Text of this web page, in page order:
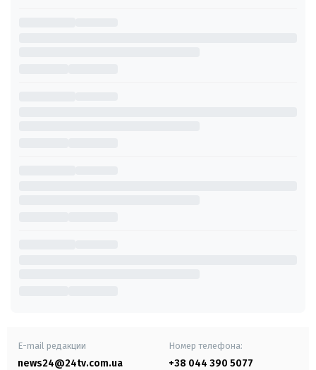
E-mail редакции
news24@24tv.com.ua
Номер телефона:
+38 044 390 5077